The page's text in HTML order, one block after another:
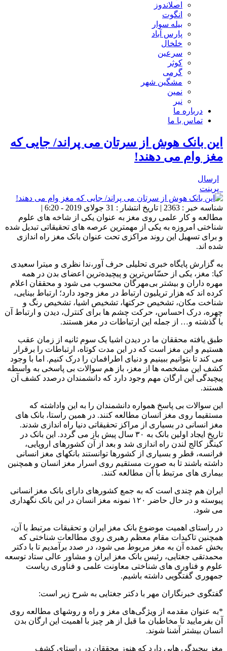
اصلاندوز
انگوت
بیله سوار
پارس آباد
خلخال
سرعین
کوثر
گرمی
مشگین شهر
نمین
نیر
درباره ما
تماس با ما
این بانک هوش از سرتان می پراند/ جایی که
مغز وام می دهند!
ارسال
پرینت
شناسه خبر : 2363 | تاریخ انتشار : 31 جولای 2019 - 6:20 |
مطالعه و کار علمی روی مغز به عنوان یکی از شاخه های علوم
شناختی امروزه به یکی از مهمترین عرصه های تحقیقاتی تبدیل شده
و برای تسهیل این روند مراکزی تحت عنوان بانک مغز راه اندازی
شده اند.
به گزارش پایگاه خبری تحلیلی حرف آور،ندا نظری و میترا سعیدی
کیا: مغز، یکی از حسّاس‌ترین و پیچیده‌ترین اعضای بدن در همه
مهره داران و بیشتر بی‌مهرگان محسوب می شود و محققان اعلام
کرده اند که هزار تریلیون ارتباط در مغز وجود دارد؛ ارتباط بینایی،
شناخت مکان، تشخیص حرکتها، تشخیص اشیا، تشخیص رنگ و
چهره، درک احساس، حرکت چشم ها برای کنترل، دیدن و ارتباط آن
با گذشته و… از جمله این ارتباطات در مغز هستند.
طبق یافته محققان ما در دیدن اشیا یک سوم ثانیه از زمان عقب
هستیم و این مغز است که در این مدت کوتاه، ارتباطات را برقرار
می کند تا بتوانیم ببینیم و دنیای اطرافمان را درک کنیم. اما با وجود
کشف این مشخصه ها از مغز، باز هم سوالات بی پاسخی به واسطه
پیچیدگی این ارگان مهم وجود دارد که دانشمندان درصدد کشف آن
هستند.
این سوالات بی پاسخ همواره دانشمندان را به این واداشته که
مستقیما روی مغز انسان مطالعه کنند. در همین راستا، بانک های
مغز انسانی در بسیاری از مراکز تحقیقاتی دنیا راه اندازی شدند.
تاریخ ایجاد اولین بانک به ۳۰ سال پیش باز می گردد. این بانک در
کینگز کالج لندن راه اندازی شد و بعد از آن کشورهای اروپایی،
فرانسه، قطر و بسیاری از کشورها توانستند بانکهای مغز انسانی
داشته باشند تا به صورت مستقیم روی اسرار مغز انسان و همچنین
بیماری های مرتبط با آن مطالعه کنند.
ایران هم چندی است که به جمع کشورهای دارای بانک مغز انسانی
پیوسته و در حال حاضر ۱۲۰ نمونه مغز انسان در این بانک نگهداری
می شود.
در راستای اهمیت موضوع بانک مغز ایران و تحقیقات مرتبط با آن،
همچنین تاکیدات مقام معظم رهبری روی مطالعات شناختی که
بخش عمده آن به مغز مربوط می شود، در صدد برآمدیم تا با دکتر
محمدتقی جغتایی، رئیس بانک مغز ایران و مشاور عالی ستاد توسعه
علوم و فناوری های شناختی معاونت علمی و فناوری ریاست
جمهوری گفتگویی داشته باشیم.
گفتگوی خبرنگاران مهر با دکتر جغتایی به شرح زیر است:
*به عنوان مقدمه از ویژگی‌های مغز و راه و روشهای مطالعه روی
آن بفرمایید تا مخاطبان ما قبل از هر چیز با اهمیت این ارگان بدن
انسان بیشتر آشنا شوند.
مغز پیچیدگی هایی دارد که هنوز محققان در راستای کشف